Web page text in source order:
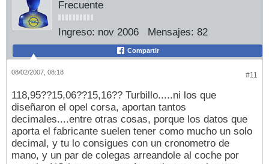
Frecuente
Ingreso: nov 2006 Mensajes: 82
Compartir
#11
08/02/2007, 08:18
118,95??15,06??15,16?? Turbillo.....ni los que
diseñaron el opel corsa, aportan tantos
decimales....entre otras cosas, porque los datos que
aporta el fabricante suelen tener como mucho un solo
decimal, y tu lo consigues con un cronometro de
mano, y un par de colegas arreandole al coche por